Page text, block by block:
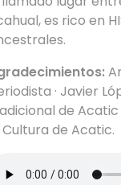
es rico en
· Javier
de Acatic
de Acatic.